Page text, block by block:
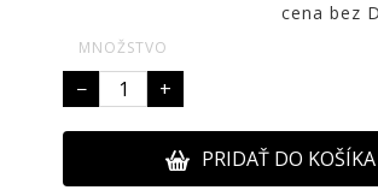
cena bez
MNOŽSTVO
− +
PRIDAŤ DO KOŠÍKA